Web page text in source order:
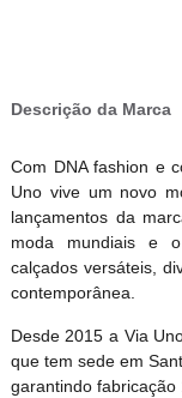
Descrição da Marca
Com DNA fashion e
Uno vive um novo
lançamentos da
moda mundiais e
calçados versáteis,
contemporânea.
Desde 2015 a Via
que tem sede em
garantindo